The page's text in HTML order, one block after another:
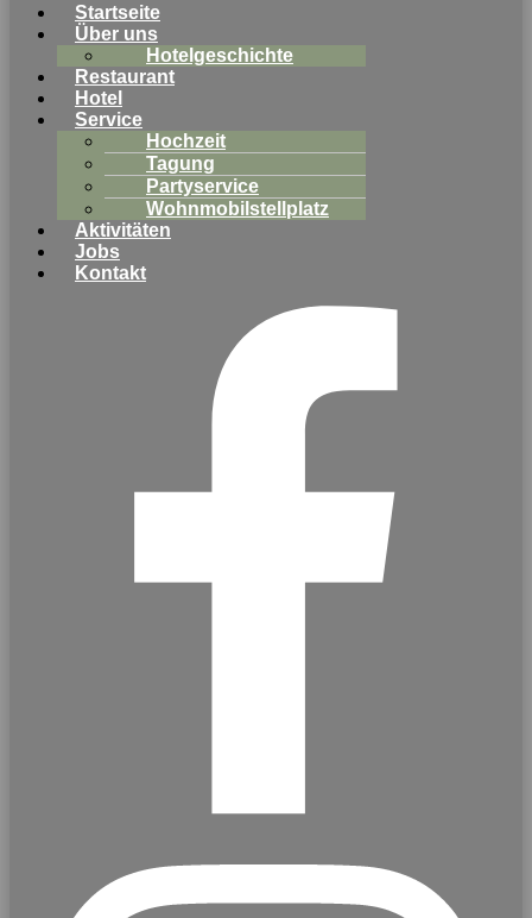
Startseite
Über uns
Hotelgeschichte
Restaurant
Hotel
Service
Hochzeit
Tagung
Partyservice
Wohnmobilstellplatz
Aktivitäten
Jobs
Kontakt